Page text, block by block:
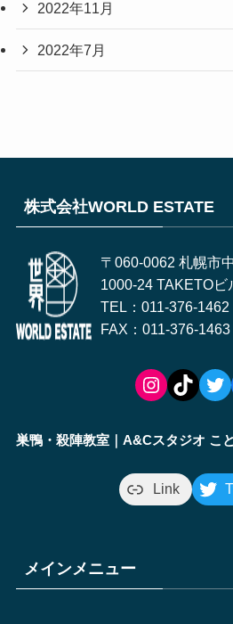
2022年11月
2022年7月
株式会社WORLD ESTATE
〒060-0062 札幌市
1000-24 TAKETOビ
TEL：011-376-1462
FAX：011-376-1463
Instagram
TikTok
巣鴨・殺陣教室｜A&Cスタジオ こ
Link
メインメニュー